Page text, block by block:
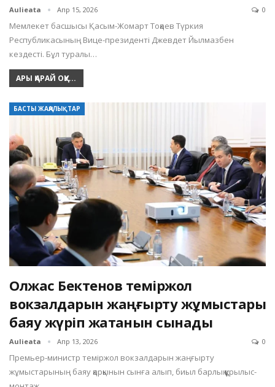
Aulieata Апр 15, 2026 0
Мемлекет басшысы Қасым-Жомарт Тоқаев Түркия
Республикасының Вице-президенті Джевдет Йылмазбен
кездесті. Бұл туралы…
АРЫ ҚАРАЙ ОҚУ...
БАСТЫ ЖАҢАЛЫҚТАР
Олжас Бектенов теміржол
вокзалдарын жаңғырту жұмыстары
баяу жүріп жатқанын сынады
Aulieata Апр 13, 2026 0
Премьер-министр теміржол вокзалдарын жаңғырту
жұмыстарының баяу қарқынын сынға алып, биыл барлық құрылыс-